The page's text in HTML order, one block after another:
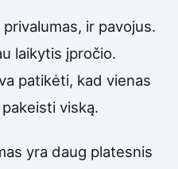
ir pavojus.
laikytis įpročio.
patikėti, kad vienas
viską.
yra daug platesnis